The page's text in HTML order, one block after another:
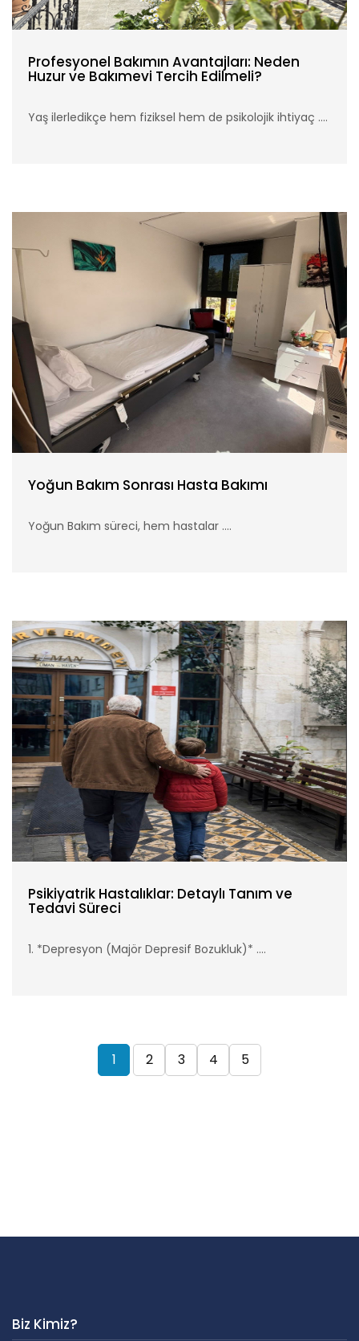
Profesyonel Bakımın Avantajları: Neden
Huzur ve Bakımevi Tercih Edilmeli?
Yaş ilerledikçe hem fiziksel hem de psikolojik ihtiyaç ....
Yoğun Bakım Sonrası Hasta Bakımı
Yoğun Bakım süreci, hem hastalar ....
Psikiyatrik Hastalıklar: Detaylı Tanım ve
Tedavi Süreci
1. *Depresyon (Majör Depresif Bozukluk)* ....
1 2 3 4 5
Biz Kimiz?